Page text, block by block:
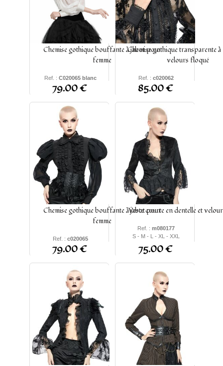
Chemise gothique bouffante à jabot pour
femme
Ref. : C020065 blanc
S - M - L - XL - XXL - xxxl
79.00 €
Chemise gothique transparente
velours floqué
Ref. : c020062
S - M - L - XL - XXL -
XXXL
85.00 €
Chemise gothique bouffante à jabot pour
femme
Ref. : c020065
S - M - L - XL - XXL - xxxl
79.00 €
Veste courte en dentelle et
Ref. : m080177
S - M - L - XL - XXL
75.00 €